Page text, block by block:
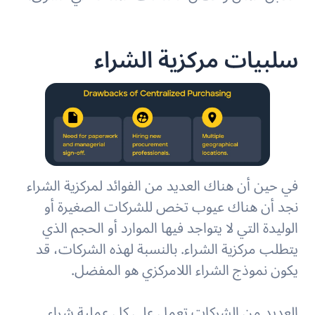
سلبيات مركزية الشراء
في حين أن هناك العديد من الفوائد لمركزية الشراء
نجد أن هناك عيوب تخص للشركات الصغيرة أو
الوليدة التي لا يتواجد فيها الموارد أو الحجم الذي
يتطلب مركزية الشراء. بالنسبة لهذه الشركات، قد
يكون نموذج الشراء اللامركزي هو المفضل.